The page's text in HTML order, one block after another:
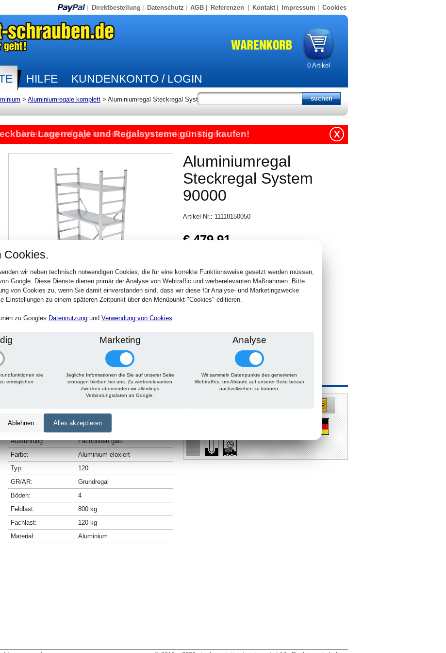
Direktbestellung Datenschutz AGB Referenzen Kontakt Impressum Cookies
0Artikel
HILFE KUNDENKONTO / LOGIN
> Aluminiumregale komplett > Aluminiumregal Steckregal System
Lagerregale und Regalsysteme günstig kaufen!
Lieferung erfolgt innerhalb von wenigen Tagen X
Aluminiumregal
Steckregal System
90000
Artikel-Nr.: 11118150050
€ 479,91
Stck.
Technische Daten Beschreibung Zu diesem Artikel passt auch
500 mm
Länge:
1500 mm
Ausführung:
Fachböden glatt
Farbe:
Aluminium eloxiert
Typ:
120
GR/AR:
Grundregal
Böden:
4
Feldlast:
800 kg
Fachlast:
120 kg
Material:
Aluminium
Cookies.
wir neben technisch notwendigen Cookies, die für eine korrekte Funktionsweise gesetzt werden müssen,
Google. Diese Dienste dienen primär der Analyse von Webtraffic und werberelevanten Maßnahmen. Bitte
von Cookies zu, wenn Sie damit einverstanden sind, dass wir diese für Analyse- und Marketingzwecke
Einstellungen zu einem späteren Zeitpunkt über den Menüpunkt "Cookies" editieren.
zu Googles Datennutzung und Verwendung von Cookies
wie
ermöglichen.
Marketing
Jegliche Informationen die Sie auf unserer Seite
eintragen bleiben bei uns. Zu werberelevanten
Zwecken übersenden wir allerdings
Verbindungsdaten an Google.
Analyse
Wir sammeln Datenpunkte des generierten
Webtraffics, um Abläufe auf unserer Seite besser
nachvollziehen zu können.
Ablehnen Alles akzeptieren